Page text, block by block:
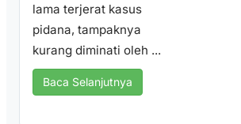
lama terjerat kasus
pidana, tampaknya
kurang diminati oleh ...
Baca Selanjutnya